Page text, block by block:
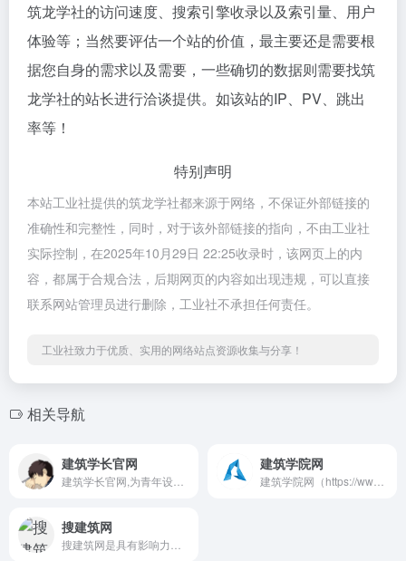
筑龙学社的访问速度、搜索引擎收录以及索引量、用户
体验等；当然要评估一个站的价值，最主要还是需要根
据您自身的需求以及需要，一些确切的数据则需要找筑
龙学社的站长进行洽谈提供。如该站的IP、PV、跳出
率等！
特别声明
本站工业社提供的筑龙学社都来源于网络，不保证外部链接的
准确性和完整性，同时，对于该外部链接的指向，不由工业社
实际控制，在2025年10月29日 22:25收录时，该网页上的内
容，都属于合规合法，后期网页的内容如出现违规，可以直接
联系网站管理员进行删除，工业社不承担任何责任。
工业社致力于优质、实用的网络站点资源收集与分享！
相关导航
建筑学长官网 建筑学院网
搜建筑网